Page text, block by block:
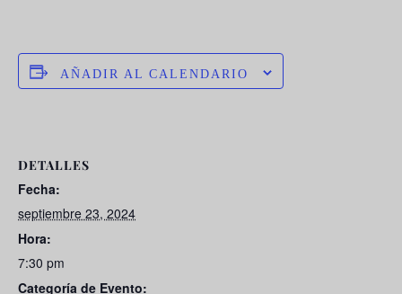
AÑADIR AL CALENDARIO
DETALLES
Fecha:
septiembre 23, 2024
Hora:
7:30 pm
Categoría de Evento: